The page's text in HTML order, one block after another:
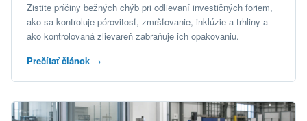
Zistite príčiny bežných chýb pri odlievaní investičných foriem,
ako sa kontroluje pórovitosť, zmršťovanie, inklúzie a trhliny a
ako kontrolovaná zlievareň zabraňuje ich opakovaniu.
Prečítať článok →